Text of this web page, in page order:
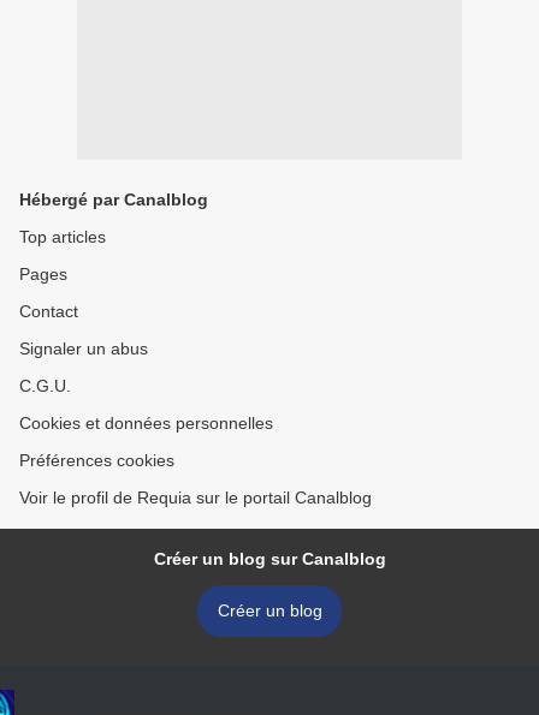
Hébergé par Canalblog
Top articles
Pages
Contact
Signaler un abus
C.G.U.
Cookies et données personnelles
Préférences cookies
Voir le profil de Requia sur le portail Canalblog
Créer un blog sur Canalblog
Créer un blog